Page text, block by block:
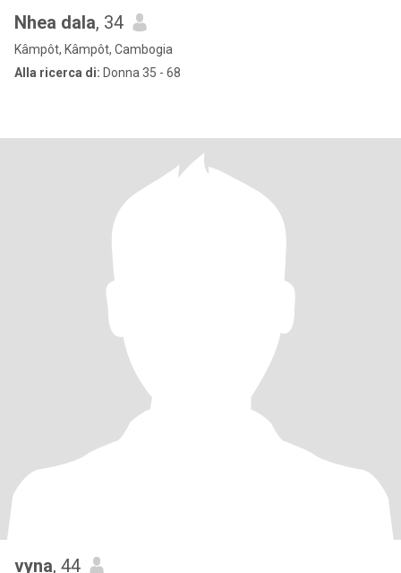
Nhea dala, 34
Kâmpôt, Kâmpôt, Cambogia
Alla ricerca di: Donna 35 - 68
vyna, 44